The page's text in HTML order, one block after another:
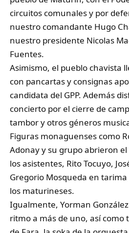
circuitos comunales y por
nuestro comandante Hugo
nuestro presidente Nicolas
Fuentes.
Asimismo, el pueblo chavista
con pancartas y consignas
candidata del GPP. Además
concierto por el cierre de
tambor y otros géneros
Figuras monaguenses como
Adonay y su grupo abrieron
los asistentes, Rito Tocuyo,
Gregorio Mosqueda en
los maturineses.
Igualmente, Yorman
ritmo a más de uno, así